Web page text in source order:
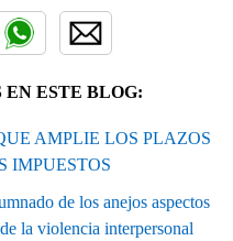
EN ESTE BLOG:
AMPLIE LOS PLAZOS
IMPUESTOS
de los anejos aspectos
la violencia interpersonal